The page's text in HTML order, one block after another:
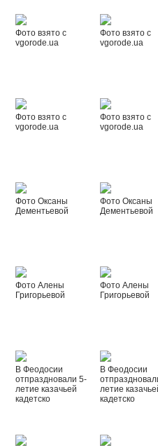
Фото взято с
vgorode.ua
Фото взято с
vgorode.ua
Фото взято с
vgorode.ua
Фото взято с
vgorode.ua
Фото Оксаны
Дементьевой
Фото Оксаны
Дементьевой
Фото Алены
Григорьевой
Фото Алены
Григорьевой
В Феодосии
отпраздновали 5-
летие казачьей
кадетско
В Феодосии
летие
кадетско